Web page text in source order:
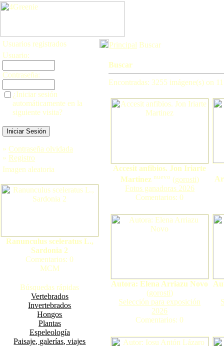
Usuarios registrados
Usuario:
Contraseña:
¿Iniciar sesión
automáticamente en la
siguiente visita?
» Contraseña olvidada
» Registro
Imagen aleatoria
Ranunculus sceleratus L.,
Sardonia 2
Comentarios: 0
MCM
Búsquedas rápidas
Vertebrados
Invertebrados
Hongos
Plantas
Espeleología
Paisaje, galerías, viajes
Principal Buscar
Buscar
Encontradas: 3255 imágene(s) on
Accesit anfibios. Jon Iriarte
Martinez nuevo (gorosti)
Fotos ganadoras 2026
Comentarios: 0
Autora: Elena Arriazu Novo
(gorosti)
Selección para exposición
2026
Comentarios: 0